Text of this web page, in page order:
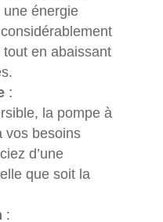
énergie
en abaissant
:
la pompe à
vos besoins
d’une
que soit la
: